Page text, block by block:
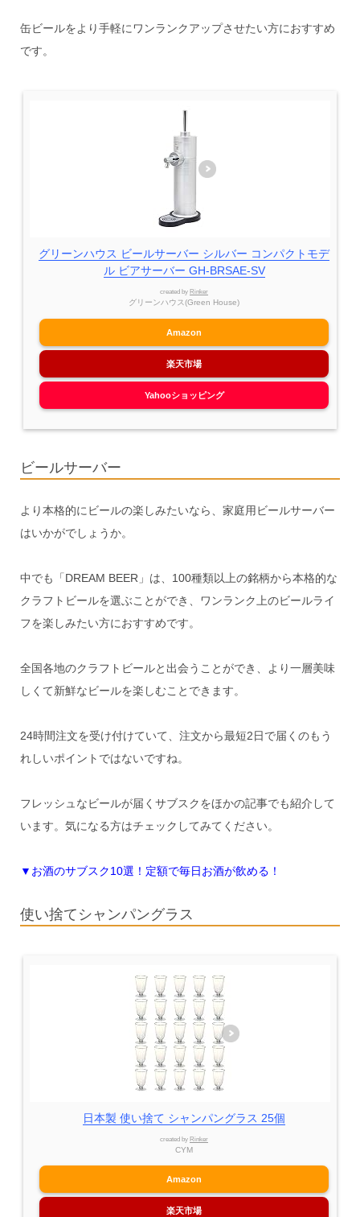
缶ビールをより手軽にワンランクアップさせたい方におすすめ
です。
グリーンハウス ビールサーバー シルバー コンパクトモデ
ル ビアサーバー GH-BRSAE-SV
created by Rinker
グリーンハウス(Green House)
Amazon
楽天市場
Yahooショッピング
ビールサーバー
より本格的にビールの楽しみたいなら、家庭用ビールサーバー
はいかがでしょうか。
中でも「DREAM BEER」は、100種類以上の銘柄から本格的な
クラフトビールを選ぶことができ、ワンランク上のビールライ
フを楽しみたい方におすすめです。
全国各地のクラフトビールと出会うことができ、より一層美味
しくて新鮮なビールを楽しむことできます。
24時間注文を受け付けていて、注文から最短2日で届くのもう
れしいポイントではないですね。
フレッシュなビールが届くサブスクをほかの記事でも紹介して
います。気になる方はチェックしてみてください。
▼お酒のサブスク10選！定額で毎日お酒が飲める！
使い捨てシャンパングラス
日本製 使い捨て シャンパングラス 25個
created by Rinker
CYM
Amazon
楽天市場